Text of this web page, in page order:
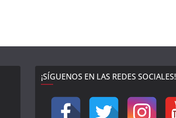
¡SÍGUENOS EN LAS REDES SOCIALES!